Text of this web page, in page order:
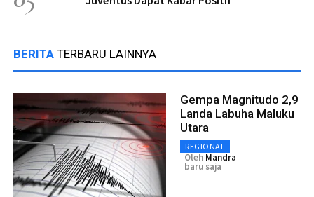
BERITA TERBARU LAINNYA
Gempa Magnitudo 2,9
Landa Labuha Maluku
Utara
REGIONAL
Oleh Mandra
baru saja